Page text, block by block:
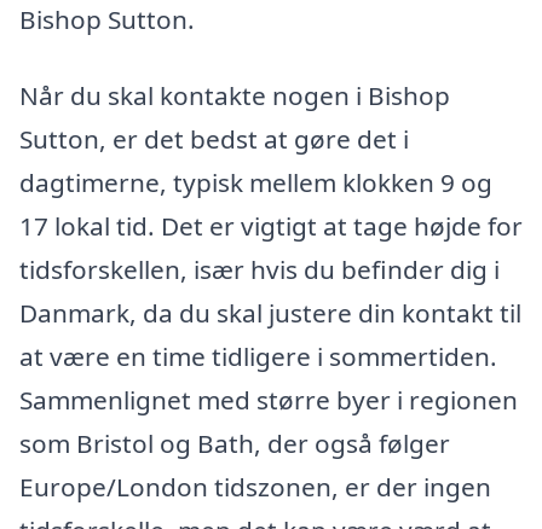
Bishop Sutton.
Når du skal kontakte nogen i Bishop
Sutton, er det bedst at gøre det i
dagtimerne, typisk mellem klokken 9 og
17 lokal tid. Det er vigtigt at tage højde for
tidsforskellen, især hvis du befinder dig i
Danmark, da du skal justere din kontakt til
at være en time tidligere i sommertiden.
Sammenlignet med større byer i regionen
som Bristol og Bath, der også følger
Europe/London tidszonen, er der ingen